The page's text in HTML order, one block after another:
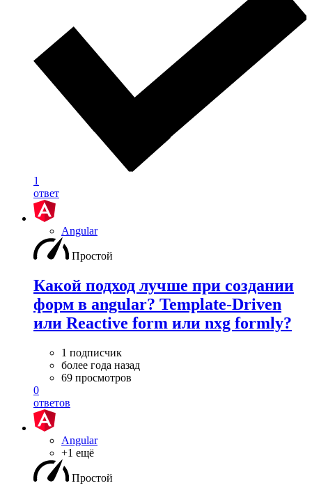
1
ответ
Angular
Простой
Какой подход лучше при создании
форм в angular? Template-Driven
или Reactive form или nxg formly?
1 подписчик
более года назад
69 просмотров
0
ответов
Angular
+1 ещё
Простой